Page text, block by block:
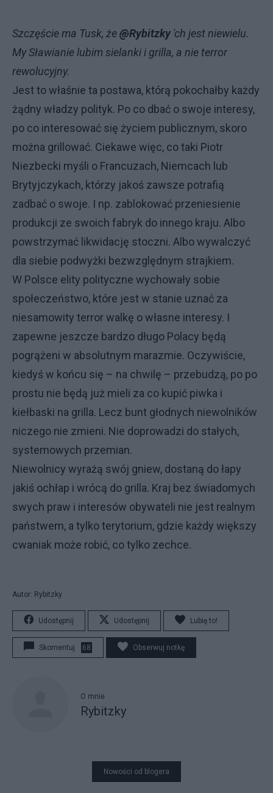
Szczęście ma Tusk, że@Rybitzky 'ch jest niewielu.
My Sławianie lubim sielanki i grilla, a nie terror
rewolucyjny.
Jest to właśnie ta postawa, którą pokochałby każdy
żądny władzy polityk. Po co dbać o swoje interesy,
po co interesować się życiem publicznym, skoro
można grillować. Ciekawe więc, co taki Piotr
Niezbecki myśli o Francuzach, Niemcach lub
Brytyjczykach, którzy jakoś zawsze potrafią
zadbać o swoje. I np. zablokować przeniesienie
produkcji ze swoich fabryk do innego kraju. Albo
powstrzymać likwidację stoczni. Albo wywalczyć
dla siebie podwyżki bezwzględnym strajkiem.
W Polsce elity polityczne wychowały sobie
społeczeństwo, które jest w stanie uznać za
niesamowity terror walkę o własne interesy. I
zapewne jeszcze bardzo długo Polacy będą
pogrążeni w absolutnym marazmie. Oczywiście,
kiedyś w końcu się – na chwilę – przebudzą, po po
prostu nie będą już mieli za co kupić piwka i
kiełbaski na grilla. Lecz bunt głodnych niewolników
niczego nie zmieni. Nie doprowadzi do stałych,
systemowych przemian.
Niewolnicy wyrażą swój gniew, dostaną do łapy
jakiś ochłap i wrócą do grilla. Kraj bez świadomych
swych praw i interesów obywateli nie jest realnym
państwem, a tylko terytorium, gdzie każdy większy
cwaniak może robić, co tylko zechce.
Autor: Rybitzky
Udostępnij Udostępnij Lubię to!
Skomentuj 68 Obserwuj notkę
O mnie
Rybitzky
Nowości od blogera